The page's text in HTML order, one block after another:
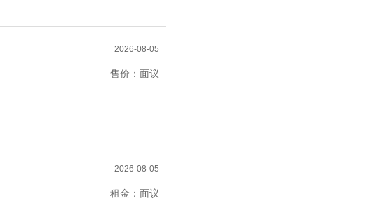
2026-08-05
售价：面议
2026-08-05
租金：面议